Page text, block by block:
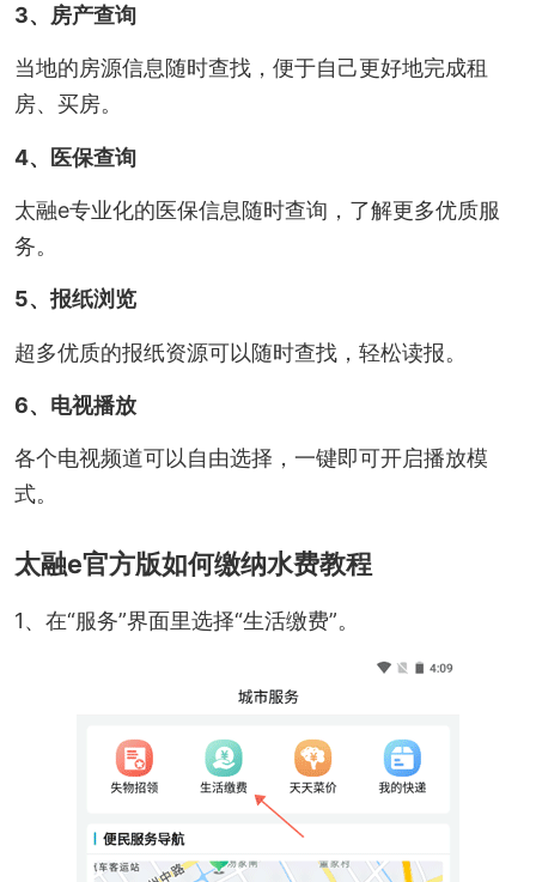
3、房产查询
当地的房源信息随时查找，便于自己更好地完成租
房、买房。
4、医保查询
太融e专业化的医保信息随时查询，了解更多优质服
务。
5、报纸浏览
超多优质的报纸资源可以随时查找，轻松读报。
6、电视播放
各个电视频道可以自由选择，一键即可开启播放模
式。
太融e官方版如何缴纳水费教程
1、在“服务”界面里选择“生活缴费”。